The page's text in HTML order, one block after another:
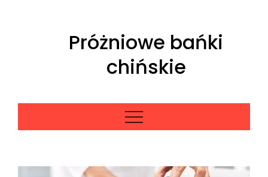
Próżniowe bańki
chińskie